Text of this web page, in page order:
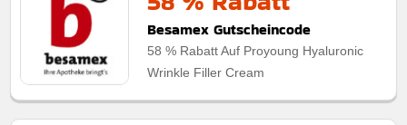
Besamex Gutscheincode
58 % Rabatt Auf Proyoung Hyaluronic
Wrinkle Filler Cream